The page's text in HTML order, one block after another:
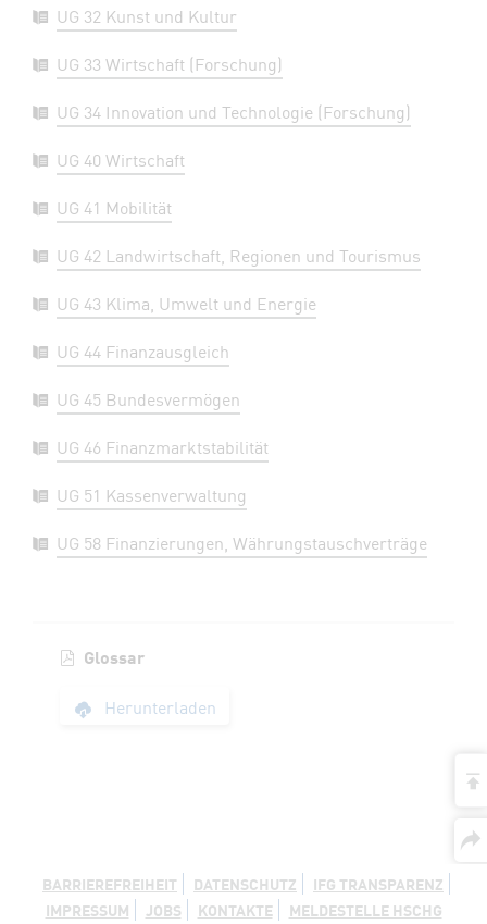
UG 32 Kunst und Kultur
UG 33 Wirtschaft (Forschung)
UG 34 Innovation und Technologie (Forschung)
UG 40 Wirtschaft
UG 41 Mobilität
UG 42 Landwirtschaft, Regionen und Tourismus
UG 43 Klima, Umwelt und Energie
UG 44 Finanzausgleich
UG 45 Bundesvermögen
UG 46 Finanzmarktstabilität
UG 51 Kassenverwaltung
UG 58 Finanzierungen, Währungstauschverträge
Glossar
Glossar
Herunterladen
BARRIEREFREIHEIT DATENSCHUTZ
IFG TRANSPARENZ
IMPRESSUM
JOBS KONTAKTE MELDESTELLE HSCHG